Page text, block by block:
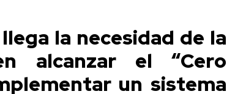
la necesidad de la
alcanzar el “Cero
un sistema